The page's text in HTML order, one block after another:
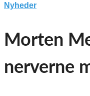
efter:
Nyheder
Morten
nerverne